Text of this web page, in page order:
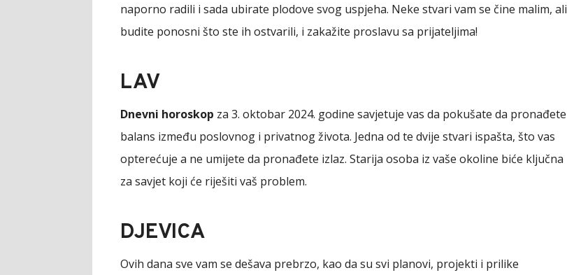
naporno radili i sada ubirate plodove svog uspjeha. Neke stvari vam se čine malim, ali
budite ponosni što ste ih ostvarili, i zakažite proslavu sa prijateljima!
LAV
Dnevni horoskop za 3. oktobar 2024. godine savjetuje vas da pokušate da pronađete
balans između poslovnog i privatnog života. Jedna od te dvije stvari ispašta, što vas
opterećuje a ne umijete da pronađete izlaz. Starija osoba iz vaše okoline biće ključna
za savjet koji će riješiti vaš problem.
DJEVICA
Ovih dana sve vam se dešava prebrzo, kao da su svi planovi, projekti i prilike